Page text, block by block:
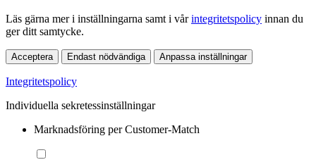
Läs gärna mer i inställningarna samt i vårintegritetspolicy innan du
ger ditt samtycke.
Acceptera Endast nödvändiga Anpassa inställningar
Integritetspolicy
Individuella sekretessinställningar
Marknadsföring per Customer-Match